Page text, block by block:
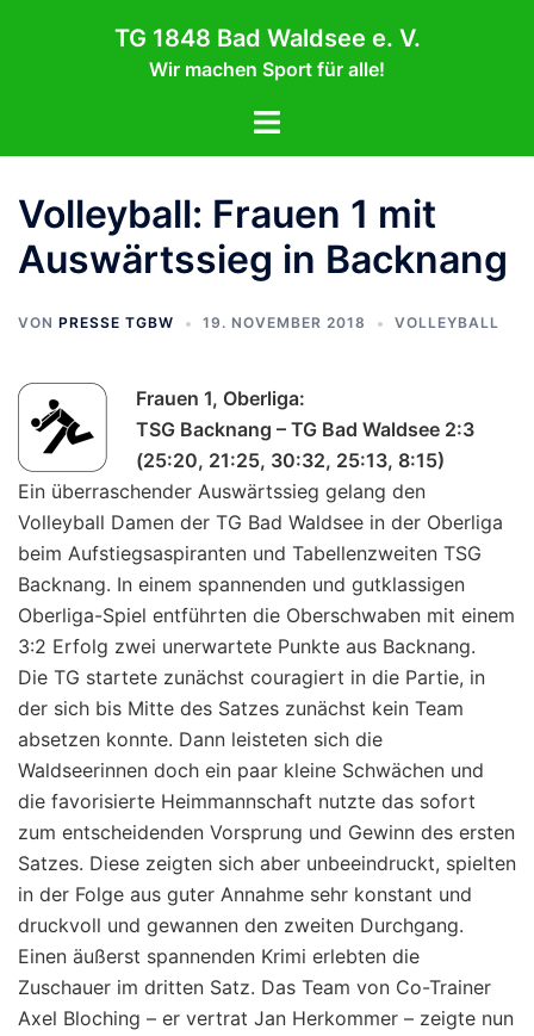
TG 1848 Bad Waldsee e. V.
Wir machen Sport für alle!
Menü
Volleyball: Frauen 1 mit
Auswärtssieg in Backnang
VON PRESSE TGBW 19. NOVEMBER 2018 VOLLEYBALL
Frauen 1, Oberliga:
TSG Backnang – TG Bad Waldsee 2:3
(25:20, 21:25, 30:32, 25:13, 8:15)
Ein überraschender Auswärtssieg gelang den
Volleyball Damen der TG Bad Waldsee in der Oberliga
beim Aufstiegsaspiranten und Tabellenzweiten TSG
Backnang. In einem spannenden und gutklassigen
Oberliga-Spiel entführten die Oberschwaben mit einem
3:2 Erfolg zwei unerwartete Punkte aus Backnang.
Die TG startete zunächst couragiert in die Partie, in
der sich bis Mitte des Satzes zunächst kein Team
absetzen konnte. Dann leisteten sich die
Waldseerinnen doch ein paar kleine Schwächen und
die favorisierte Heimmannschaft nutzte das sofort
zum entscheidenden Vorsprung und Gewinn des ersten
Satzes. Diese zeigten sich aber unbeeindruckt, spielten
in der Folge aus guter Annahme sehr konstant und
druckvoll und gewannen den zweiten Durchgang.
Einen äußerst spannenden Krimi erlebten die
Zuschauer im dritten Satz. Das Team von Co-Trainer
Axel Bloching – er vertrat Jan Herkommer – zeigte nun